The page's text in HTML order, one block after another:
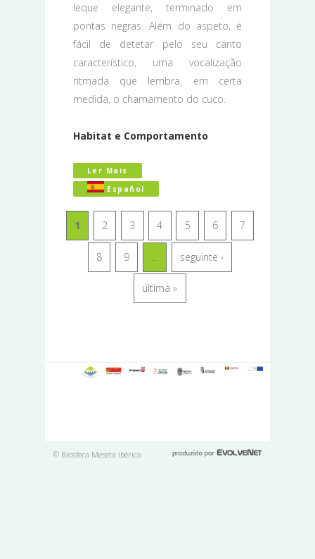
leque elegante, terminado em
pontas negras. Além do aspeto, é
fácil de detetar pelo seu canto
característico, uma vocalização
ritmada que lembra, em certa
medida, o chamamento do cuco.
Habitat e Comportamento
Ler Mais
Español
1 2 3 4 5 6 7
8 9 seguinte ›
última »
© Biosfera Meseta Ibérica